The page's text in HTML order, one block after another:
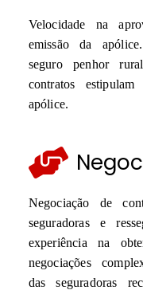
Velocidade na
emissão da
seguro penhor
contratos
apólice.
Negociação de
seguradoras e
experiência na
negociações
das seguradoras